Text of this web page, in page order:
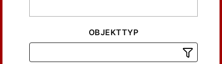
OBJEKTTYP